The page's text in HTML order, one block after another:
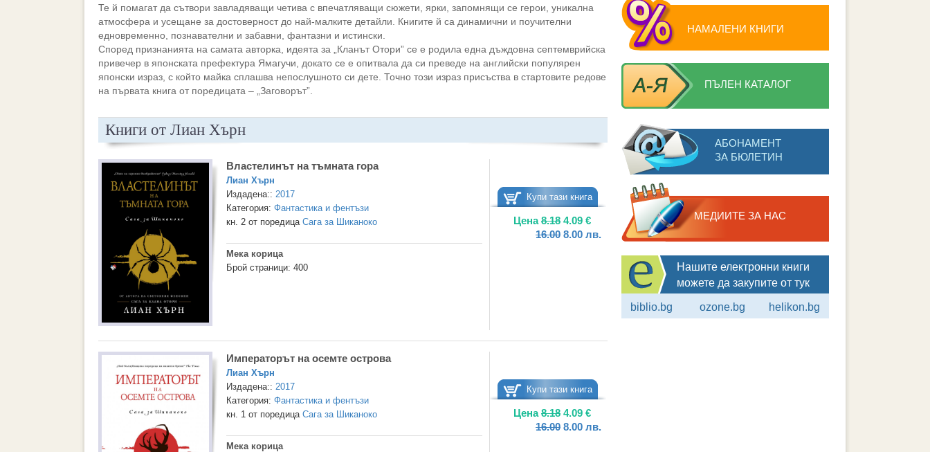
Те й помагат да сътвори завладяващи четива с впечатляващи сюжети, ярки, запомнящи се герои, уникална
атмосфера и усещане за достоверност до най-малките детайли. Книгите й са динамични и поучителни
едновременно, познавателни и забавни, фантазни и истински.
Според признанията на самата авторка, идеята за „Кланът Отори” се е родила една дъждовна септемврийска
привечер в японската префектура Ямагучи, докато се е опитвала да си преведе на английски популярен
японски израз, с който майка сплашва непослушното си дете. Точно този израз присъства в стартовите редове
на първата книга от поредицата – „Заговорът”.
Книги от Лиан Хърн
Властелинът на тъмната гора
Лиан Хърн
Издадена:: 2017
Категория: Фантастика и фентъзи
кн. 2 от поредица Сага за Шиканоко
Мека корица
Брой страници: 400
Купи тази книга
Цена8.18 4.09 €
16.00 8.00 лв.
Императорът на осемте острова
Лиан Хърн
Издадена:: 2017
Категория: Фантастика и фентъзи
кн. 1 от поредица Сага за Шиканоко
Мека корица
Купи тази книга
Цена8.18 4.09 €
16.00 8.00 лв.
НАМАЛЕНИ КНИГИ
ПЪЛЕН КАТАЛОГ
АБОНАМЕНТ
ЗА БЮЛЕТИН
МЕДИИТЕ ЗА НАС
Нашите електронни книги
можете да закупите от тук
biblio.bg ozone.bg helikon.bg